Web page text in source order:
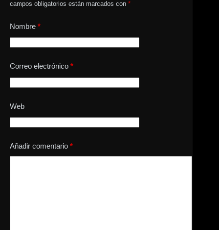
campos obligatorios están marcados con *
Nombre *
Correo electrónico *
Web
Añadir comentario *